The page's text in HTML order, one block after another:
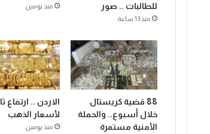
للطالبات .. صور
منذ 13 ساعة
منذ يومين
88 قضية كريستال
خلال أسبوع.. والحملة
الأمنية مستمرة
الاردن .. ارتفاع
لأسعار الذهب
منذ يومين